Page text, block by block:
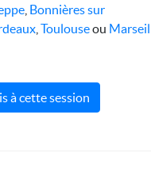
Bonnières sur
Toulouseou
à cette session